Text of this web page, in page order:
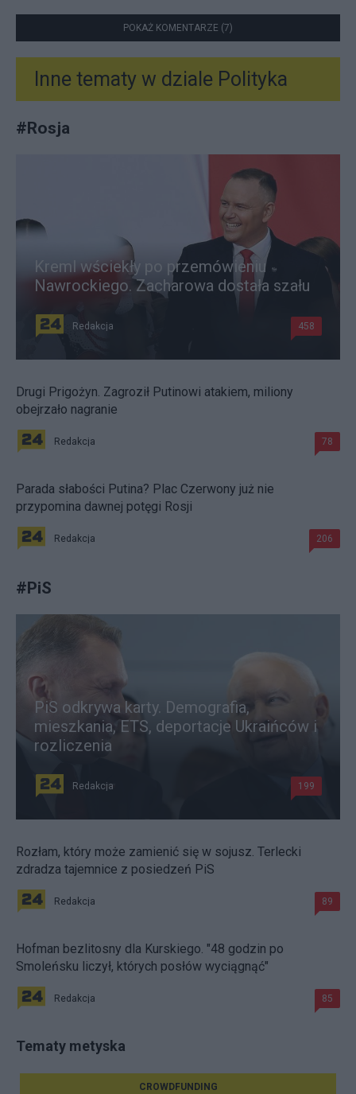
POKAŻ KOMENTARZE (7)
Inne tematy w dziale Polityka
#Rosja
Kreml wściekły po przemówieniu
Nawrockiego. Zacharowa dostała szału
Redakcja 458
Drugi Prigożyn. Zagroził Putinowi atakiem, miliony
obejrzało nagranie
Redakcja 78
Parada słabości Putina? Plac Czerwony już nie
przypomina dawnej potęgi Rosji
Redakcja 206
#PiS
PiS odkrywa karty. Demografia,
mieszkania, ETS, deportacje Ukraińców i
rozliczenia
Redakcja 199
Rozłam, który może zamienić się w sojusz. Terlecki
zdradza tajemnice z posiedzeń PiS
Redakcja 89
Hofman bezlitosny dla Kurskiego. "48 godzin po
Smoleńsku liczył, których posłów wyciągnąć"
Redakcja 85
Tematy metyska
CROWDFUNDING